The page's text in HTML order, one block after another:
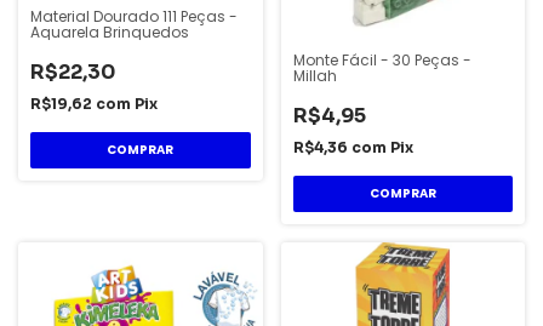
Material Dourado 111 Peças -
Aquarela Brinquedos
R$22,30
R$19,62 com Pix
Monte Fácil - 30 Peças -
Millah
R$4,95
R$4,36 com Pix